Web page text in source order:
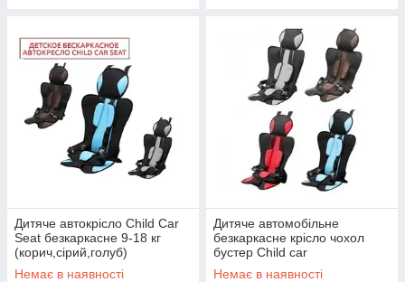
Дитяче автокрісло Child Car
Seat безкаркасне 9-18 кг
(корич,сірий,голуб)
Немає в наявності
Дитяче автомобільне
безкаркасне крісло чохол
бустер Child car
seat(черв,синій,коичн,сірий)
Немає в наявності